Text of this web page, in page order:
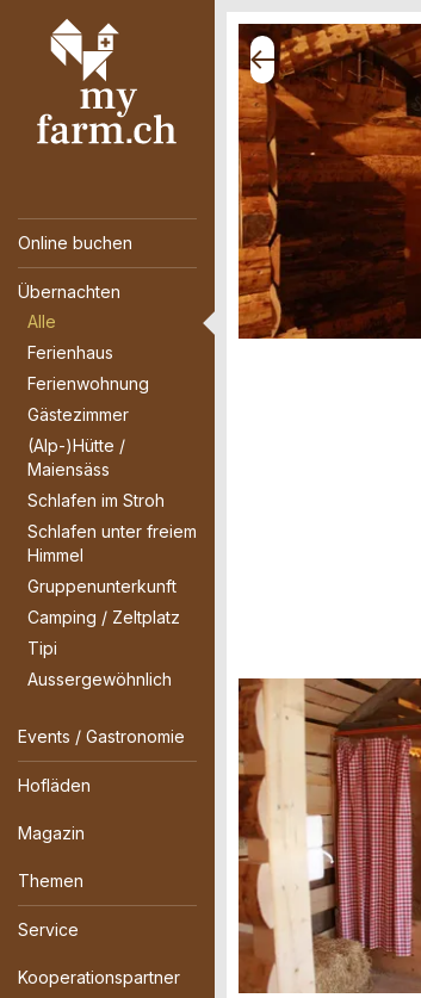
Online buchen
Übernachten
Alle
Ferienhaus
Ferienwohnung
Gästezimmer
(Alp-)Hütte /
Maiensäss
Schlafen im Stroh
Schlafen unter freiem
Himmel
Gruppenunterkunft
Camping / Zeltplatz
Tipi
Aussergewöhnlich
Events / Gastronomie
Hofläden
Magazin
Themen
Service
Kooperationspartner